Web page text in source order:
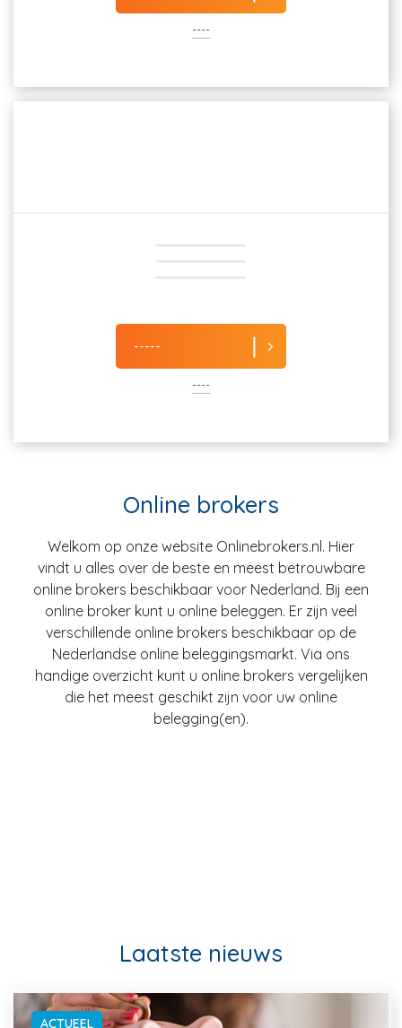
----
-----
----
Online brokers
Welkom op onze website Onlinebrokers.nl. Hier
vindt u alles over de beste en meest betrouwbare
online brokers beschikbaar voor Nederland. Bij een
online broker kunt u online beleggen. Er zijn veel
verschillende online brokers beschikbaar op de
Nederlandse online beleggingsmarkt. Via ons
handige overzicht kunt u online brokers vergelijken
die het meest geschikt zijn voor uw online
belegging(en).
Laatste nieuws
ACTUEEL